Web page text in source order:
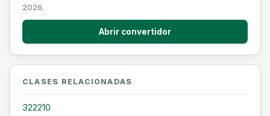
2026.
Abrir convertidor
CLASES RELACIONADAS
322210